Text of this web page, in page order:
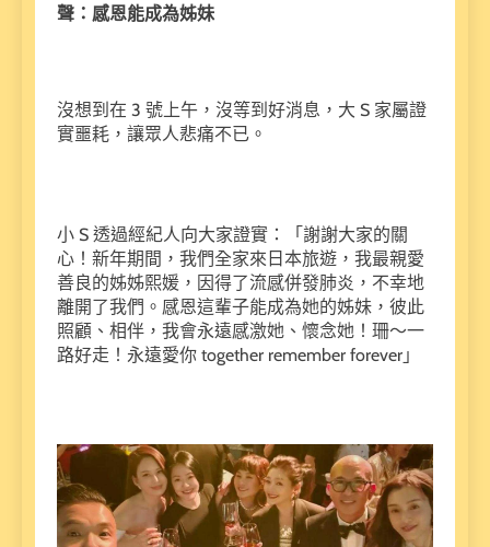
聲：感恩能成為姊妹
沒想到在 3 號上午，沒等到好消息，大 S 家屬證
實噩耗，讓眾人悲痛不已。
小 S 透過經紀人向大家證實：「謝謝大家的關
心！新年期間，我們全家來日本旅遊，我最親愛
善良的姊姊熙媛，因得了流感併發肺炎，不幸地
離開了我們。感恩這輩子能成為她的姊妹，彼此
照顧、相伴，我會永遠感激她、懷念她！珊～一
路好走！永遠愛你 together remember forever」